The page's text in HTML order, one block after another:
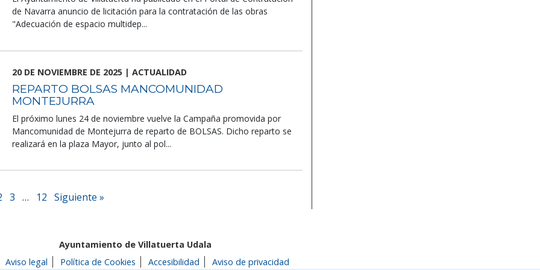
de Navarra anuncio de licitación para la contratación de las obras
"Adecuación de espacio multidep...
20 DE NOVIEMBRE DE 2025 | ACTUALIDAD
REPARTO BOLSAS MANCOMUNIDAD
MONTEJURRA
El próximo lunes 24 de noviembre vuelve la Campaña promovida por
Mancomunidad de Montejurra de reparto de BOLSAS. Dicho reparto se
realizará en la plaza Mayor, junto al pol...
3 … 12 Siguiente »
Ayuntamiento de Villatuerta Udala
Aviso legal
Política de Cookies Accesibilidad Aviso de privacidad